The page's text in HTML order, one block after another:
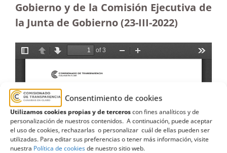
Consentimiento de cookies
Utilizamos cookies propias y de terceroscon fines analíticos y de
personalización de nuestros contenidos. A continuación, puede aceptar
el uso de cookies, rechazarlas o personalizar cuál de ellas pueden ser
utilizadas. Para editar sus preferencias o tener más información, visite
nuestra Política de cookiesde nuestro sitio web.
Gobierno y de la Comisión Ejecutiva de
la Junta de Gobierno(23-III-2022)